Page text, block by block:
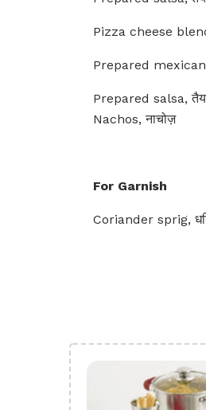
Pizza cheese
Prepared mexican
Prepared salsa,
Nachos, नाचोज़
For Garnish
Coriander sprig,